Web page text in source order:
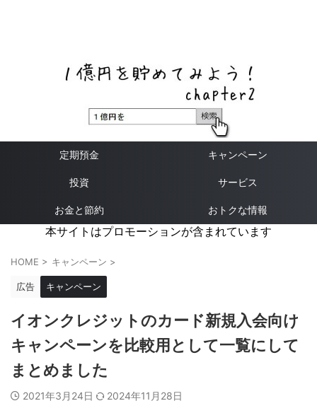
定期預金 キャンペーン
投資 サービス
お金と節約 おトクな情報
本サイトはプロモーションが含まれています
HOME > キャンペーン >
広告 キャンペーン
イオンクレジットのカード新規入会向け
キャンペーンを比較用として一覧にして
まとめました
2021年3月24日 2024年11月28日